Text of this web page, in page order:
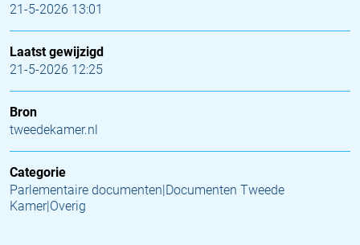
21-5-2026 13:01
Laatst gewijzigd
21-5-2026 12:25
Bron
tweedekamer.nl
Categorie
Parlementaire documenten|Documenten Tweede
Kamer|Overig